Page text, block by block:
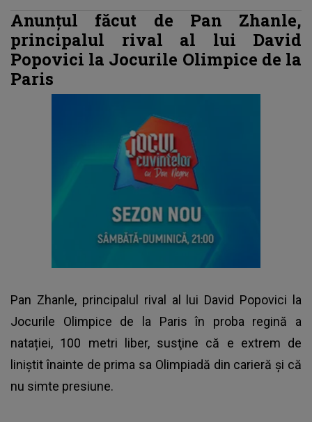
Anunțul făcut de Pan Zhanle,
principalul rival al lui David
Popovici la Jocurile Olimpice de la
Paris
Pan Zhanle, principalul rival al lui David Popovici la
Jocurile Olimpice de la Paris în proba regină a
natației, 100 metri liber, susţine că e extrem de
liniştit înainte de prima sa Olimpiadă din carieră şi că
nu simte presiune.